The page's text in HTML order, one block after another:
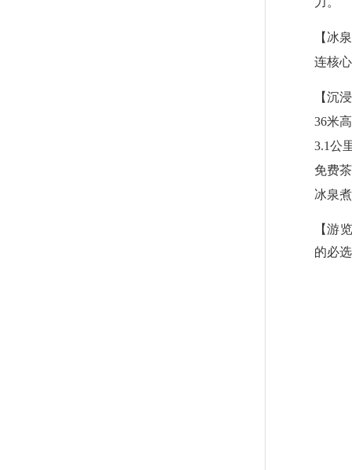
【冰
连核
【沉
36米
3.1公
免费
冰泉
【游
的必